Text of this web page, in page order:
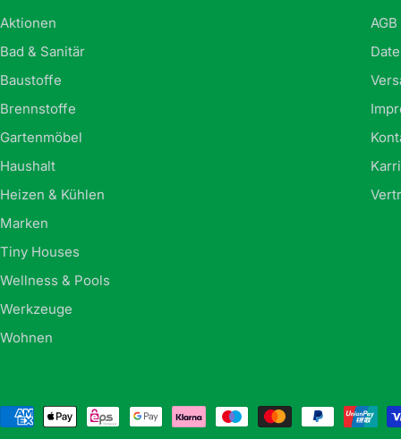
Aktionen
Bad & Sanitär
Baustoffe
Brennstoffe
Gartenmöbel
Haushalt
Heizen & Kühlen
Marken
Tiny Houses
Wellness & Pools
Werkzeuge
Wohnen
AGB
Zahlungsmethoden